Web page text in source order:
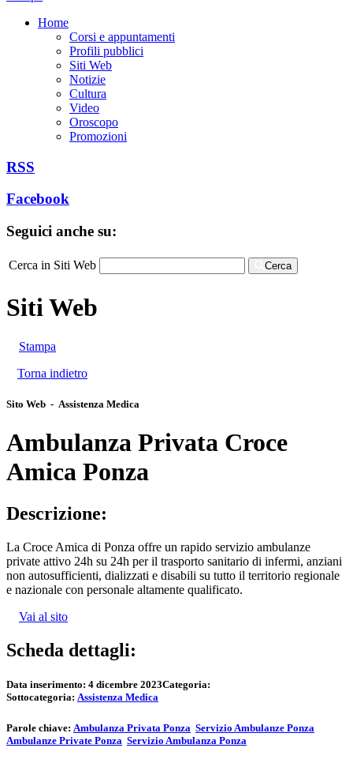
Home
Corsi e appuntamenti
Profili pubblici
Siti Web
Notizie
Cultura
Video
Oroscopo
Promozioni
RSS
Facebook
Seguici anche su:
Cerca in Siti Web Cerca
Siti Web
Stampa
Torna indietro
Sito Web - Assistenza Medica
Ambulanza Privata Croce
Amica Ponza
Descrizione:
La Croce Amica di Ponza offre un rapido servizio ambulanze
private attivo 24h su 24h per il trasporto sanitario di infermi, anziani
non autosufficienti, dializzati e disabili su tutto il territorio regionale
e nazionale con personale altamente qualificato.
Vai al sito
Scheda dettagli:
Data inserimento: 4 dicembre 2023Categoria:
Sottocategoria: Assistenza Medica
Parole chiave: Ambulanza Privata Ponza Servizio Ambulanze Ponza
Ambulanze Private Ponza Servizio Ambulanza Ponza